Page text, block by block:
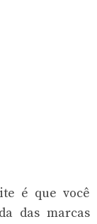
é que você
das marcas